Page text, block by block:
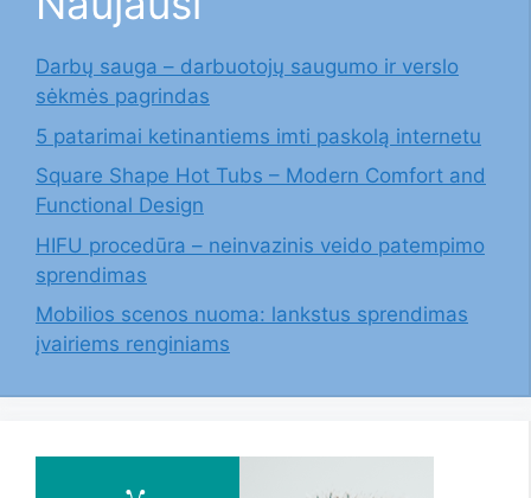
Darbų sauga – darbuotojų saugumo ir verslo
sėkmės pagrindas
5 patarimai ketinantiems imti paskolą internetu
Square Shape Hot Tubs – Modern Comfort and
Functional Design
HIFU procedūra – neinvazinis veido patempimo
sprendimas
Mobilios scenos nuoma: lankstus sprendimas
įvairiems renginiams